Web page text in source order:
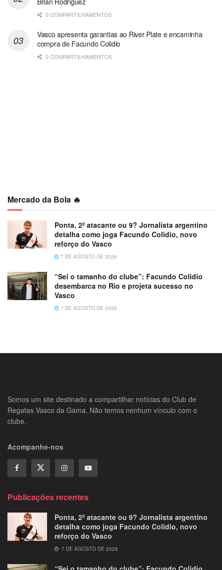
0 COMPARTILHAMENTOS
Vasco apresenta garantias ao River Plate e encaminha
compra de Facundo Colidio
0 COMPARTILHAMENTOS
Mercado da Bola 🔥
Ponta, 2º atacante ou 9? Jornalista argentino
detalha como joga Facundo Colidio, novo
reforço do Vasco
7 DE AGOSTO DE 2026
“Sei o tamanho do clube”: Facundo Colidio
desembarca no Rio e projeta sucesso no
Vasco
7 DE AGOSTO DE 2026
Somos um site destinado a compartilhar notícias do Club de
Regatas Vasco da Gama. Não temos nenhum vínculo com o
clube.
Acompanhe-nos
Publicações recentes
Ponta, 2º atacante ou 9? Jornalista argentino
detalha como joga Facundo Colidio, novo
reforço do Vasco
7 DE AGOSTO DE 2026